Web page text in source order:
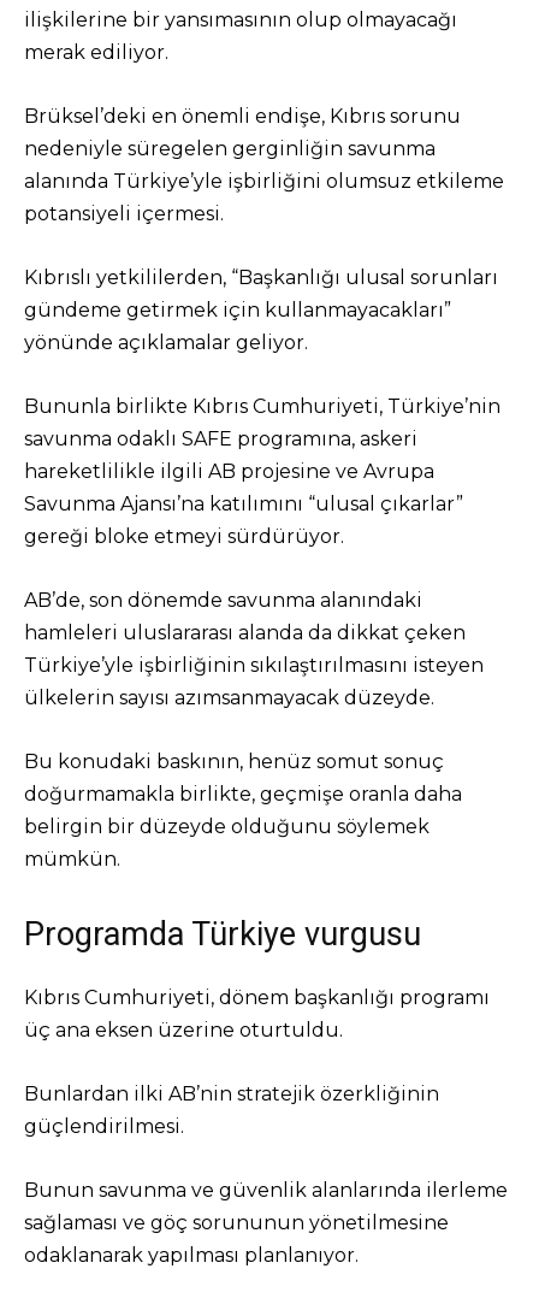
ilişkilerine bir yansımasının olup olmayacağı
merak ediliyor.
Brüksel’deki en önemli endişe, Kıbrıs sorunu
nedeniyle süregelen gerginliğin savunma
alanında Türkiye’yle işbirliğini olumsuz etkileme
potansiyeli içermesi.
Kıbrıslı yetkililerden, “Başkanlığı ulusal sorunları
gündeme getirmek için kullanmayacakları”
yönünde açıklamalar geliyor.
Bununla birlikte Kıbrıs Cumhuriyeti, Türkiye’nin
savunma odaklı SAFE programına, askeri
hareketlilikle ilgili AB projesine ve Avrupa
Savunma Ajansı’na katılımını “ulusal çıkarlar”
gereği bloke etmeyi sürdürüyor.
AB’de, son dönemde savunma alanındaki
hamleleri uluslararası alanda da dikkat çeken
Türkiye’yle işbirliğinin sıkılaştırılmasını isteyen
ülkelerin sayısı azımsanmayacak düzeyde.
Bu konudaki baskının, henüz somut sonuç
doğurmamakla birlikte, geçmişe oranla daha
belirgin bir düzeyde olduğunu söylemek
mümkün.
Programda Türkiye vurgusu
Kıbrıs Cumhuriyeti, dönem başkanlığı programı
üç ana eksen üzerine oturtuldu.
Bunlardan ilki AB’nin stratejik özerkliğinin
güçlendirilmesi.
Bunun savunma ve güvenlik alanlarında ilerleme
sağlaması ve göç sorununun yönetilmesine
odaklanarak yapılması planlanıyor.